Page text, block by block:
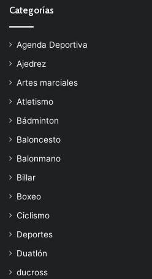
Categorías
Agenda Deportiva
Ajedrez
Artes marciales
Atletismo
Bádminton
Baloncesto
Balonmano
Billar
Boxeo
Ciclismo
Deportes
Duatlón
ducross